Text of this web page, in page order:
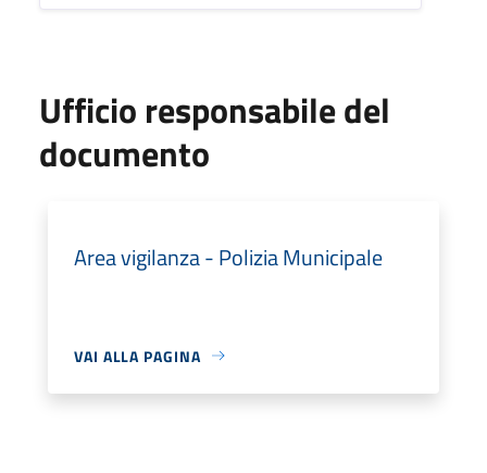
Ufficio responsabile del
documento
Area vigilanza - Polizia Municipale
VAI ALLA PAGINA